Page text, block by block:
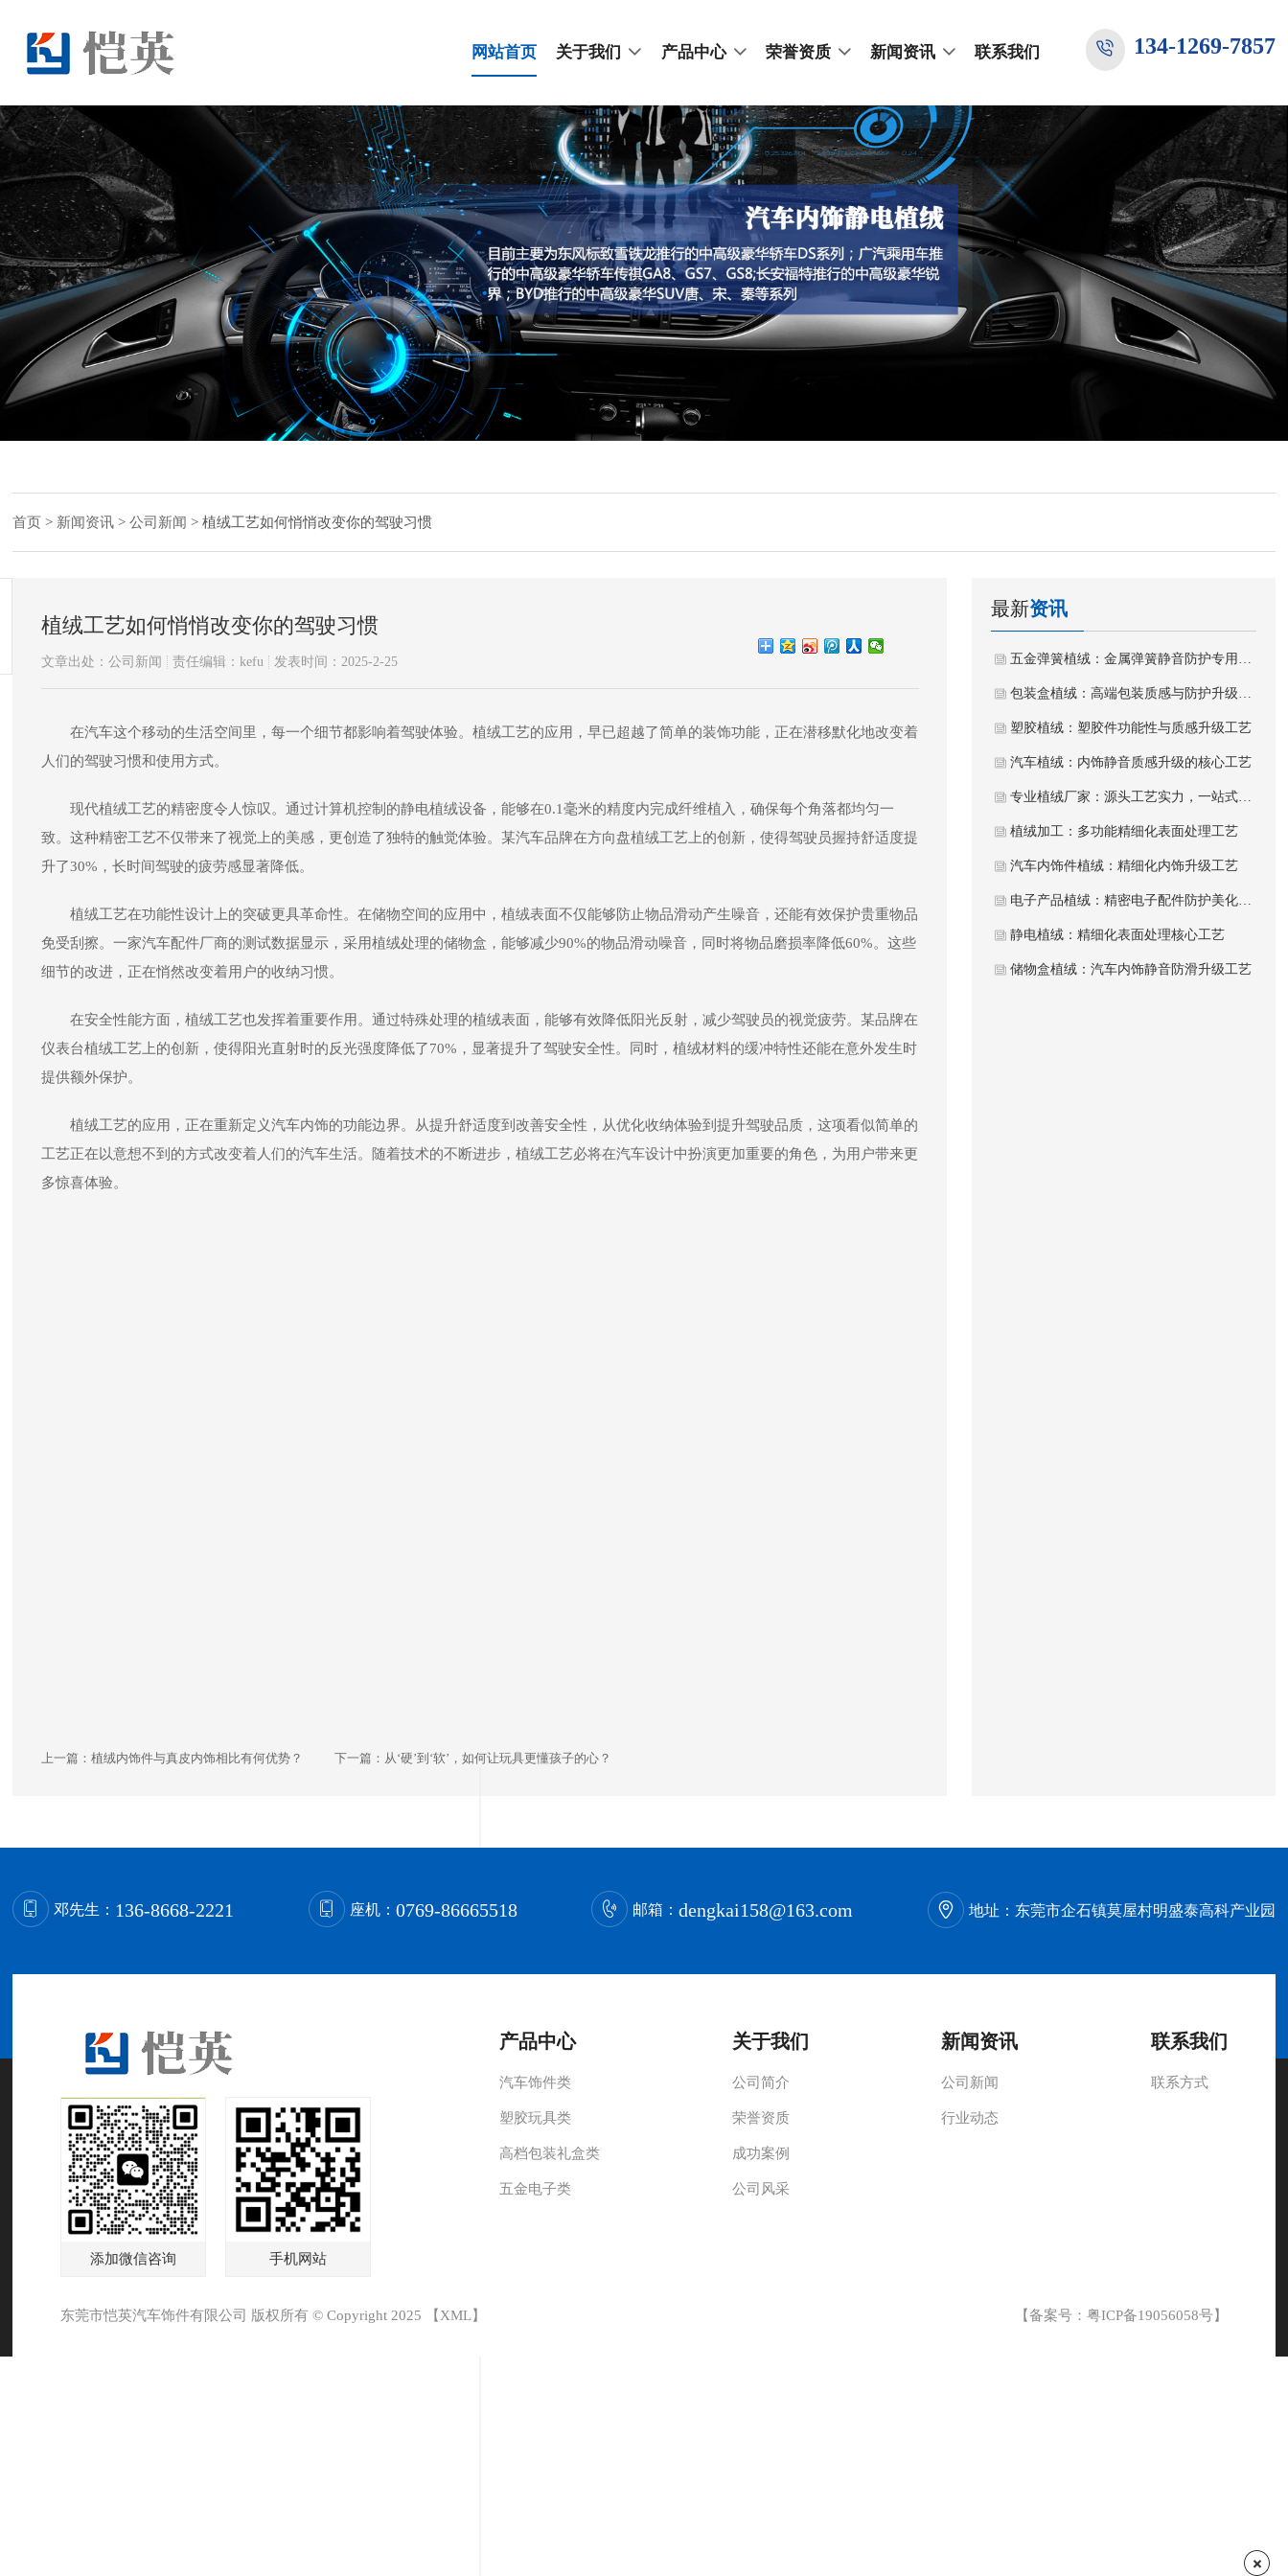
网站首页 关于我们 产品中心 荣誉资质 新闻资讯 联系我们 134-1269-7857
首页 > 新闻资讯 >公司新闻 >植绒工艺如何悄悄改变你的驾驶习惯
植绒工艺如何悄悄改变你的驾驶习惯
文章出处：公司新闻 责任编辑：kefu 发表时间：2025-2-25
在汽车这个移动的生活空间里，每一个细节都影响着驾驶体验。植绒工艺的应用，早已超越了简单的装饰功能，正在潜移默化地改变着
人们的驾驶习惯和使用方式。
现代植绒工艺的精密度令人惊叹。通过计算机控制的静电植绒设备，能够在0.1毫米的精度内完成纤维植入，确保每个角落都均匀一
致。这种精密工艺不仅带来了视觉上的美感，更创造了独特的触觉体验。某汽车品牌在方向盘植绒工艺上的创新，使得驾驶员握持舒适度提
升了30%，长时间驾驶的疲劳感显著降低。
植绒工艺在功能性设计上的突破更具革命性。在储物空间的应用中，植绒表面不仅能够防止物品滑动产生噪音，还能有效保护贵重物品
免受刮擦。一家汽车配件厂商的测试数据显示，采用植绒处理的储物盒，能够减少90%的物品滑动噪音，同时将物品磨损率降低60%。这些
细节的改进，正在悄然改变着用户的收纳习惯。
在安全性能方面，植绒工艺也发挥着重要作用。通过特殊处理的植绒表面，能够有效降低阳光反射，减少驾驶员的视觉疲劳。某品牌在
仪表台植绒工艺上的创新，使得阳光直射时的反光强度降低了70%，显著提升了驾驶安全性。同时，植绒材料的缓冲特性还能在意外发生时
提供额外保护。
植绒工艺的应用，正在重新定义汽车内饰的功能边界。从提升舒适度到改善安全性，从优化收纳体验到提升驾驶品质，这项看似简单的
工艺正在以意想不到的方式改变着人们的汽车生活。随着技术的不断进步，植绒工艺必将在汽车设计中扮演更加重要的角色，为用户带来更
多惊喜体验。
上一篇：植绒内饰件与真皮内饰相比有何优势？ 下一篇： 从‘硬’到‘软’，如何让玩具更懂孩子的心？
最新资讯
五金弹簧植绒：金属弹簧静音防护专用植绒工艺
包装盒植绒：高端包装质感与防护升级工艺
塑胶植绒：塑胶件功能性与质感升级工艺
汽车植绒：内饰静音质感升级的核心工艺
专业植绒厂家：源头工艺实力，一站式植绒加工服务
植绒加工：多功能精细化表面处理工艺
汽车内饰件植绒：精细化内饰升级工艺
电子产品植绒：精密电子配件防护美化工艺
静电植绒：精细化表面处理核心工艺
储物盒植绒：汽车内饰静音防滑升级工艺
邓先生： 136-8668-2221 座机： 0769-86665518 邮箱：dengkai158@163.com 地址： 东莞市企石镇莫屋村明盛泰高科产业园
添加微信咨询 手机网站
产品中心
汽车饰件类
塑胶玩具类
高档包装礼盒类
五金电子类
关于我们
公司简介
荣誉资质
成功案例
公司风采
新闻资讯
公司新闻
行业动态
联系我们
联系方式
东莞市恺英汽车饰件有限公司 版权所有 © Copyright 2025 【 XML】 【备案号： 粤ICP备19056058号】